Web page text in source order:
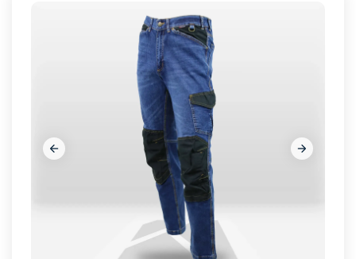
 
 
 
 
 
 
 
 